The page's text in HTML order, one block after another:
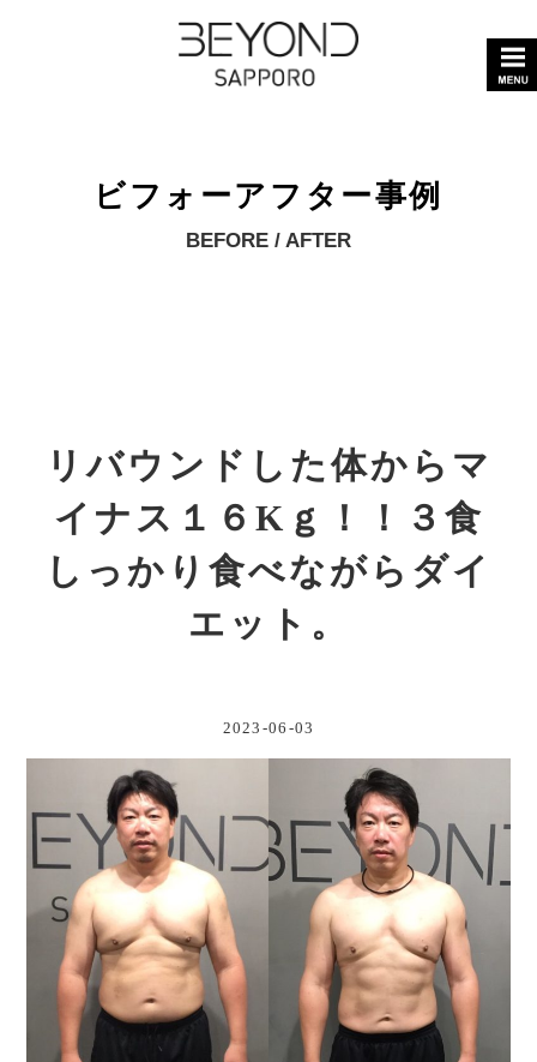
ビフォーアフター事例
BEFORE / AFTER
リバウンドした体からマ
イナス１６Kｇ！！３食
しっかり食べながらダイ
エット。
2023-06-03